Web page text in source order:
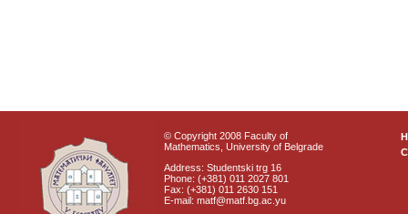
© Copyright 2008 Faculty of
Mathematics, University of Belgrade
Address: Studentski trg 16
Phone: (+381) 011 2027 801
Fax: (+381) 011 2630 151
E-mail: matf@matf.bg.ac.yu